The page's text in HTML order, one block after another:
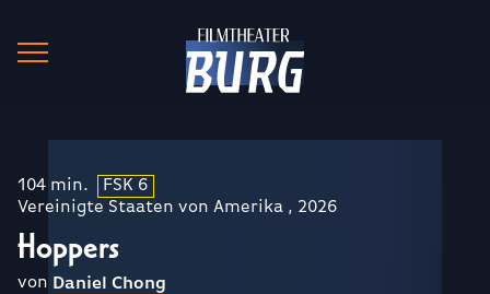
104 min.
FSK 6
Vereinigte Staaten von Amerika , 2026
Hoppers
von Daniel Chong